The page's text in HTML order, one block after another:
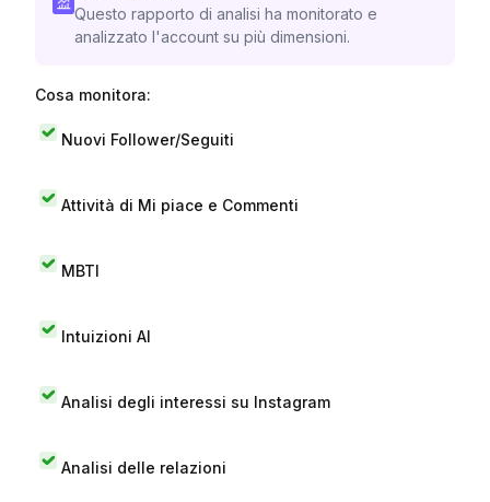
Questo rapporto di analisi ha monitorato e
analizzato l'account su più dimensioni.
Cosa monitora:
Nuovi Follower/Seguiti
Attività di Mi piace e Commenti
MBTI
Intuizioni AI
Analisi degli interessi su Instagram
Analisi delle relazioni